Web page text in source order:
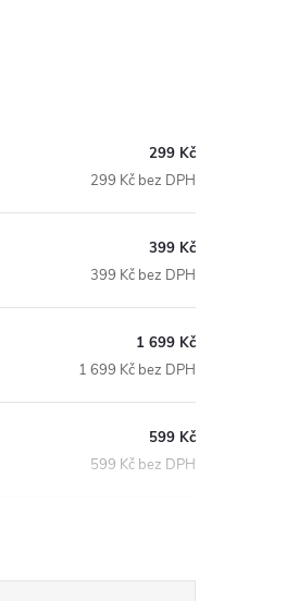
299 Kč
299 Kč bez DPH
399 Kč
399 Kč bez DPH
1 699 Kč
1 699 Kč bez DPH
599 Kč
599 Kč bez DPH